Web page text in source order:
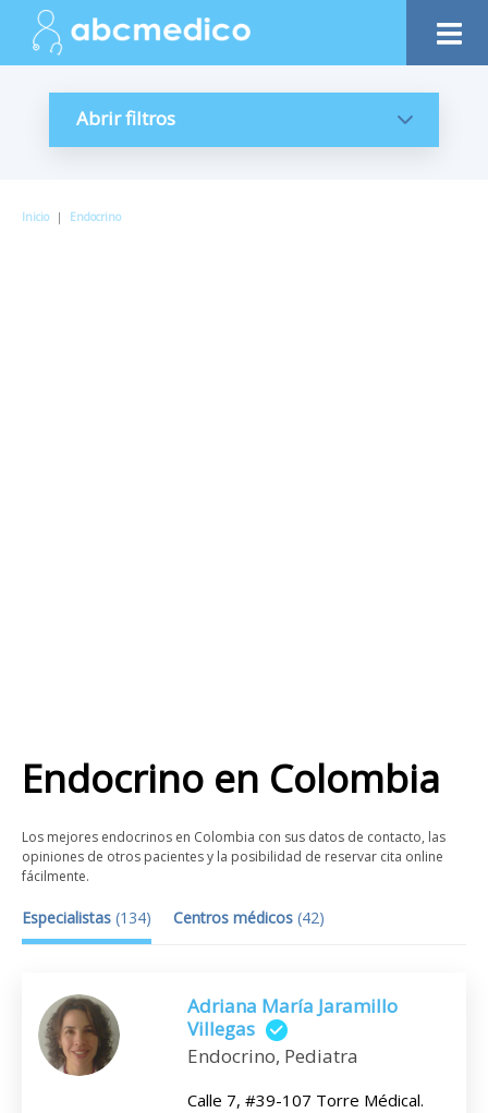
Abrir filtros
Inicio | Endocrino
Endocrino en Colombia
Los mejores endocrinos en Colombia con sus datos de contacto, las
opiniones de otros pacientes y la posibilidad de reservar cita online
fácilmente.
Especialistas (134) Centros médicos (42)
Adriana María Jaramillo
Villegas
Endocrino, Pediatra
Calle 7, #39-107 Torre Médical.